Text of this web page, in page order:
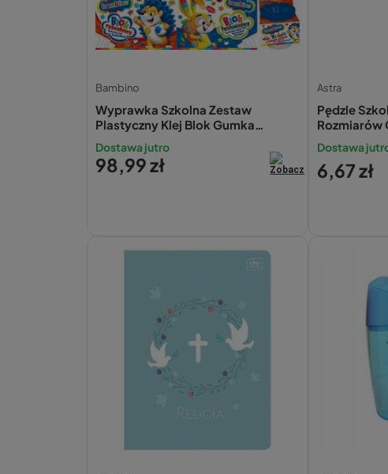
Bambino
Wyprawka Szkolna Zestaw
Plastyczny Klej Blok Gumka
Dostawa jutro
98,99 zł
Astra
Pędzle
Rozmiarów
Dostawa
6,67 zł